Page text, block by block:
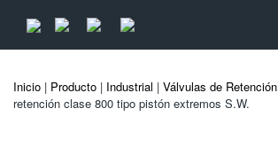
Inicio | Producto | Industrial | Válvulas de Retención
retención clase 800 tipo pistón extremos S.W.